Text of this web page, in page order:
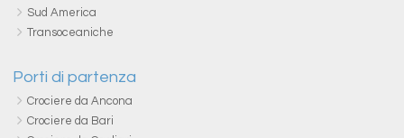
Sud America
Transoceaniche
Porti di partenza
Crociere da Ancona
Crociere da Bari